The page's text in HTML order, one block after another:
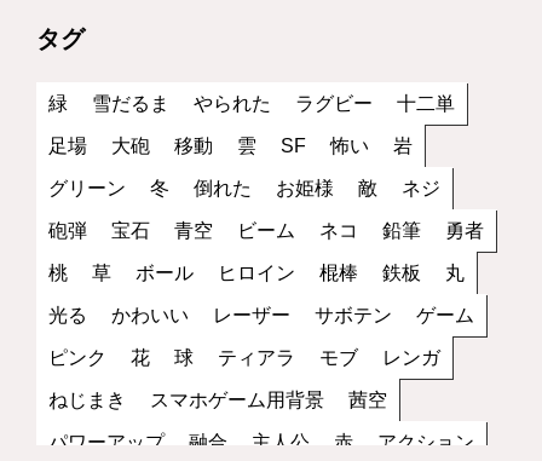
タグ
緑 雪だるま やられた ラグビー 十二単
足場 大砲 移動 雲 SF 怖い 岩
グリーン 冬 倒れた お姫様 敵 ネジ
砲弾 宝石 青空 ビーム ネコ 鉛筆 勇者
桃 草 ボール ヒロイン 棍棒 鉄板 丸
光る かわいい レーザー サボテン ゲーム
ピンク 花 球 ティアラ モブ レンガ
ねじまき スマホゲーム用背景 茜空
パワーアップ 融合 主人公 赤 アクション